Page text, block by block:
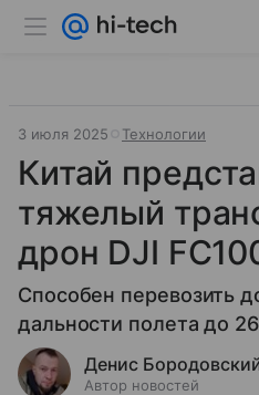
3 июля 2025 Технологии
Китай
тяжелый
дрон DJI
Способен перевозить
дальности полета до
Денис
Автор новостей